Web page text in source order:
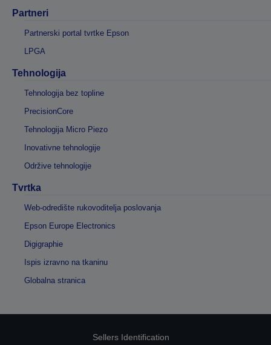
Partneri
Partnerski portal tvrtke Epson
LPGA
Tehnologija
Tehnologija bez topline
PrecisionCore
Tehnologija Micro Piezo
Inovativne tehnologije
Održive tehnologije
Tvrtka
Web-odredište rukovoditelja poslovanja
Epson Europe Electronics
Digigraphie
Ispis izravno na tkaninu
Globalna stranica
Sellers Identification